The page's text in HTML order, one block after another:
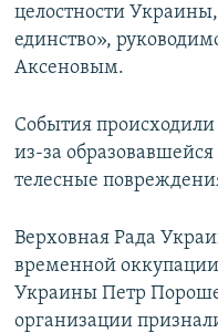
целостности
единство»,
Аксеновым.
События происходили
из-за
телесные
Верховная Рада
временной оккупации
Украины Петр
организации